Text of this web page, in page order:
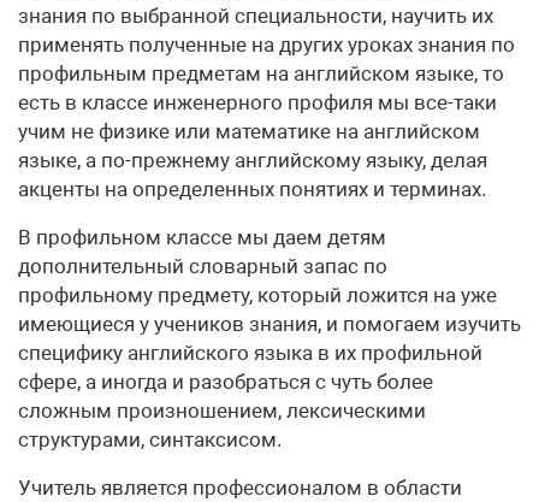
знания по выбранной специальности, научить их
применять полученные на других уроках знания по
профильным предметам на английском языке, то
есть в классе инженерного профиля мы все-таки
учим не физике или математике на английском
языке, а по-прежнему английскому языку, делая
акценты на определенных понятиях и терминах.
В профильном классе мы даем детям
дополнительный словарный запас по
профильному предмету, который ложится на уже
имеющиеся у учеников знания, и помогаем изучить
специфику английского языка в их профильной
сфере, а иногда и разобраться с чуть более
сложным произношением, лексическими
структурами, синтаксисом.
Учитель является профессионалом в области